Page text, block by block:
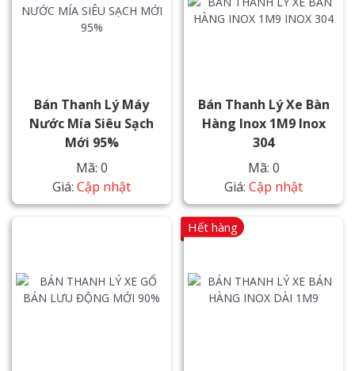
Bán Thanh Lý Máy
Nước Mía Siêu Sạch
Mới 95%
Mã: 0
Giá: Cập nhật
Bán Thanh Lý Xe Bàn
Hàng Inox 1M9 Inox
304
Mã: 0
Giá: Cập nhật
Hết hàng